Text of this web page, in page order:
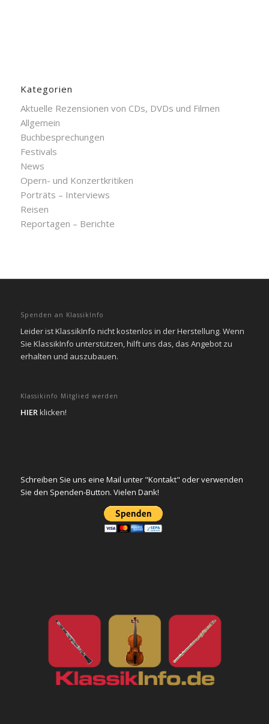
Kategorien
Aktuelle Rezensionen von CDs, DVDs und Filmen
Allgemein
Buchbesprechungen
Festivals
News
Opern- und Konzertkritiken
Porträts – Interviews
Reisen
Reportagen – Berichte
Spenden an KlassikInfo
Leider ist KlassikInfo nicht kostenlos in der Herstellung. Wenn
Sie KlassikInfo unterstützen, hilft uns das, das Angebot zu
erhalten und auszubauen.
Klassikinfo Mitglied werden
HIERklicken!
Schreiben Sie uns eine Mail unter "Kontakt" oder verwenden
Sie den Spenden-Button. Vielen Dank!